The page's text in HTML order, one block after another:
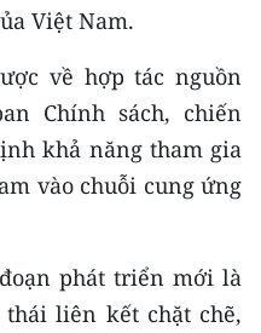
Việt Nam.
về hợp tác nguồn
Chính sách, chiến
khả năng tham gia
vào chuỗi cung ứng
phát triển mới là
liên kết chặt chẽ,